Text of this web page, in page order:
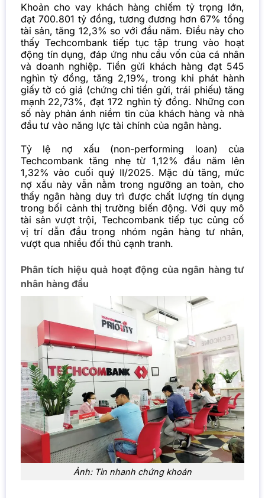
Khoản cho vay khách hàng chiếm tỷ trọng lớn,
đạt 700.801 tỷ đồng, tương đương hơn 67% tổng
tài sản, tăng 12,3% so với đầu năm. Điều này cho
thấy Techcombank tiếp tục tập trung vào hoạt
động tín dụng, đáp ứng nhu cầu vốn của cá nhân
và doanh nghiệp. Tiền gửi khách hàng đạt 545
nghìn tỷ đồng, tăng 2,19%, trong khi phát hành
giấy tờ có giá (chứng chỉ tiền gửi, trái phiếu) tăng
mạnh 22,73%, đạt 172 nghìn tỷ đồng. Những con
số này phản ánh niềm tin của khách hàng và nhà
đầu tư vào năng lực tài chính của ngân hàng.
Tỷ lệ nợ xấu (non-performing loan) của
Techcombank tăng nhẹ từ 1,12% đầu năm lên
1,32% vào cuối quý II/2025. Mặc dù tăng, mức
nợ xấu này vẫn nằm trong ngưỡng an toàn, cho
thấy ngân hàng duy trì được chất lượng tín dụng
trong bối cảnh thị trường biến động. Với quy mô
tài sản vượt trội, Techcombank tiếp tục củng cố
vị trí dẫn đầu trong nhóm ngân hàng tư nhân,
vượt qua nhiều đối thủ cạnh tranh.
Phân tích hiệu quả hoạt động của ngân hàng tư
nhân hàng đầu
Ảnh: Tin nhanh chứng khoán